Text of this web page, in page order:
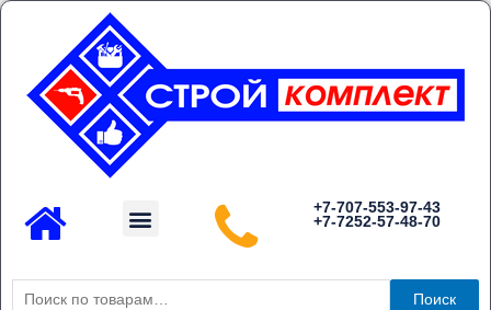
Перейти
содержимому
Menu
+7-707-553-97-43
+7-7252-57-48-70
Искать:
Поиск